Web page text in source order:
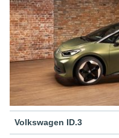
Volkswagen ID.3